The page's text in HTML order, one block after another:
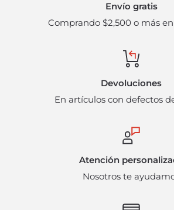
Los cambios físicos de mercancía se
procederán al presentar el producto
condiciones y en su empaque
están sujetos a disponibilidad del
incurrir en cargos administrativos
Envío gratis
Comprando $2,500 o más
Devoluciones
En artículos con defectos
Atención
Nosotros te